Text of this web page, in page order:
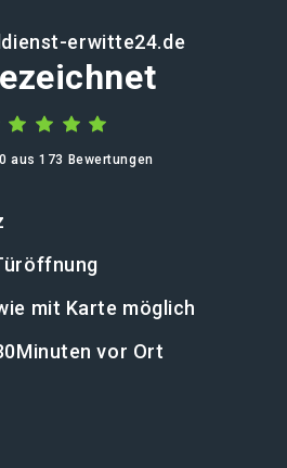
erwitte24.de
aus 173 Bewertungen
mit Karte möglich
vor Ort